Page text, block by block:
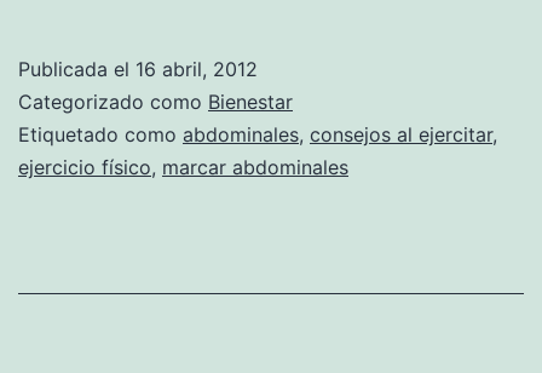
Publicada el 16 abril, 2012
Categorizado como Bienestar
Etiquetado como abdominales, consejos al ejercitar,
ejercicio físico, marcar abdominales